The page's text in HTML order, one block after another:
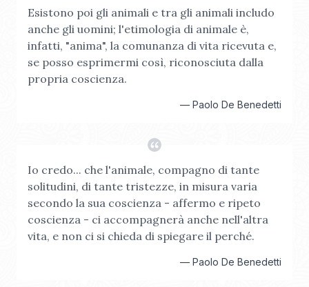
Esistono poi gli animali e tra gli animali includo
anche gli uomini; l'etimologia di animale è,
infatti, "anima", la comunanza di vita ricevuta e,
se posso esprimermi così, riconosciuta dalla
propria coscienza.
— Paolo De Benedetti
Io credo... che l'animale, compagno di tante
solitudini, di tante tristezze, in misura varia
secondo la sua coscienza - affermo e ripeto
coscienza - ci accompagnerà anche nell'altra
vita, e non ci si chieda di spiegare il perché.
— Paolo De Benedetti